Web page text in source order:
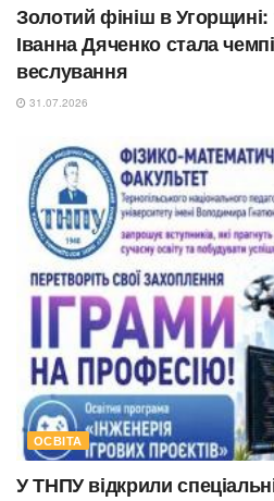
Золотий фініш в
Іванна Дяченко стала
веслування
31.07.2026
ОСВІТА
У ТНПУ відкрили